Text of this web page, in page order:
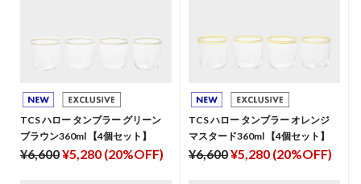
TCS ハロー タンブラー グリーン
ブラウン360ml 【4個セット】
¥6,600¥5,280 (20%OFF)
TCS ハロー タンブラー オレンジ
マスタード360ml 【4個セット】
¥6,600¥5,280 (20%OFF)